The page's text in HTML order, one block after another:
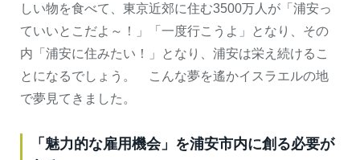
しい物を食べて、東京近郊に住む3500万人が「浦安っ
ていいとこだよ～！」「一度行こうよ」となり、その
内「浦安に住みたい！」となり、浦安は栄え続けるこ
とになるでしょう。 こんな夢を遙かイスラエルの地
で夢見てきました。
「魅力的な雇用機会」を浦安市内に創る必要が